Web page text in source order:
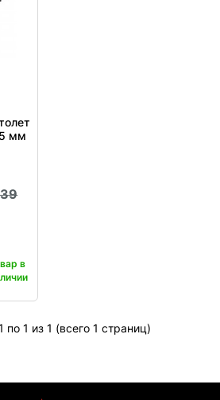
мм
в
по 1 из 1 (всего 1 страниц)